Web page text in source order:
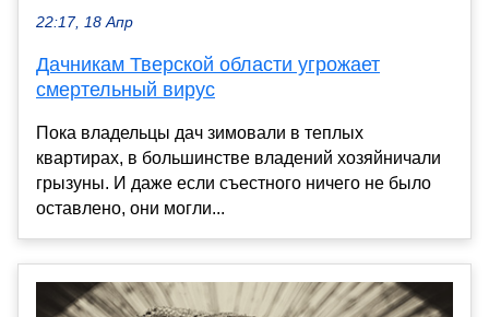
22:17, 18 Апр
Дачникам Тверской области угрожает
смертельный вирус
Пока владельцы дач зимовали в теплых
квартирах, в большинстве владений хозяйничали
грызуны. И даже если съестного ничего не было
оставлено, они могли...